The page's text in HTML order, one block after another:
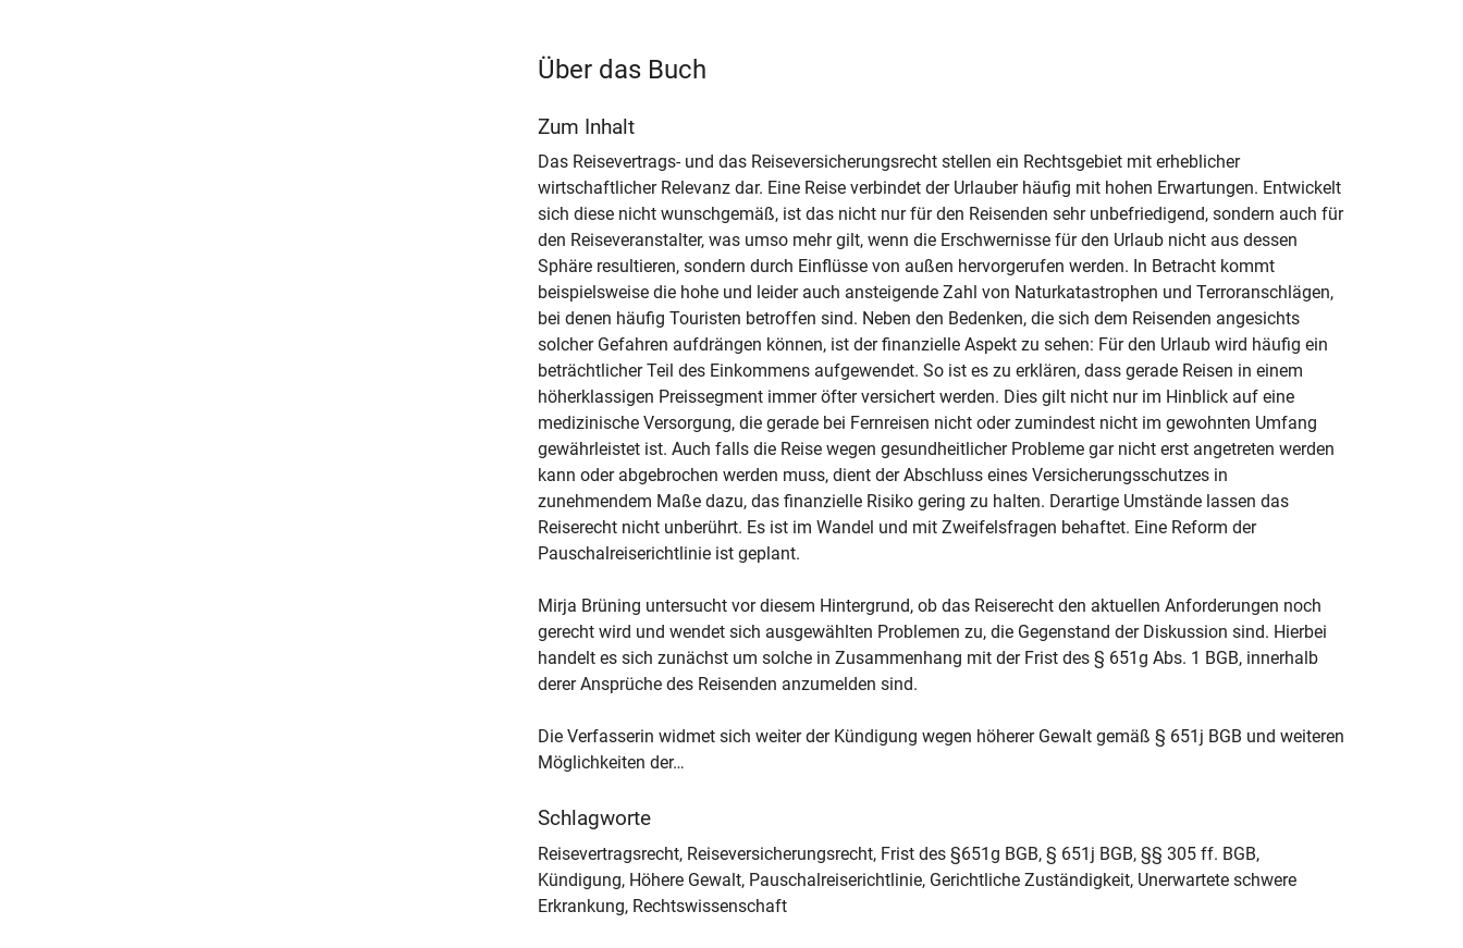
Über das Buch
Zum Inhalt
Das Reisevertrags- und das Reiseversicherungsrecht stellen ein Rechtsgebiet mit erheblicher
wirtschaftlicher Relevanz dar. Eine Reise verbindet der Urlauber häufig mit hohen Erwartungen. Entwickelt
sich diese nicht wunschgemäß, ist das nicht nur für den Reisenden sehr unbefriedigend, sondern auch für
den Reiseveranstalter, was umso mehr gilt, wenn die Erschwernisse für den Urlaub nicht aus dessen
Sphäre resultieren, sondern durch Einflüsse von außen hervorgerufen werden. In Betracht kommt
beispielsweise die hohe und leider auch ansteigende Zahl von Naturkatastrophen und Terroranschlägen,
bei denen häufig Touristen betroffen sind. Neben den Bedenken, die sich dem Reisenden angesichts
solcher Gefahren aufdrängen können, ist der finanzielle Aspekt zu sehen: Für den Urlaub wird häufig ein
beträchtlicher Teil des Einkommens aufgewendet. So ist es zu erklären, dass gerade Reisen in einem
höherklassigen Preissegment immer öfter versichert werden. Dies gilt nicht nur im Hinblick auf eine
medizinische Versorgung, die gerade bei Fernreisen nicht oder zumindest nicht im gewohnten Umfang
gewährleistet ist. Auch falls die Reise wegen gesundheitlicher Probleme gar nicht erst angetreten werden
kann oder abgebrochen werden muss, dient der Abschluss eines Versicherungsschutzes in
zunehmendem Maße dazu, das finanzielle Risiko gering zu halten. Derartige Umstände lassen das
Reiserecht nicht unberührt. Es ist im Wandel und mit Zweifelsfragen behaftet. Eine Reform der
Pauschalreiserichtlinie ist geplant.
Mirja Brüning untersucht vor diesem Hintergrund, ob das Reiserecht den aktuellen Anforderungen noch
gerecht wird und wendet sich ausgewählten Problemen zu, die Gegenstand der Diskussion sind. Hierbei
handelt es sich zunächst um solche in Zusammenhang mit der Frist des § 651g Abs. 1 BGB, innerhalb
derer Ansprüche des Reisenden anzumelden sind.
Die Verfasserin widmet sich weiter der Kündigung wegen höherer Gewalt gemäß § 651j BGB und weiteren
Möglichkeiten der…
Schlagworte
Reisevertragsrecht, Reiseversicherungsrecht, Frist des §651g BGB, § 651j BGB, §§ 305 ff. BGB,
Kündigung, Höhere Gewalt, Pauschalreiserichtlinie, Gerichtliche Zuständigkeit, Unerwartete schwere
Erkrankung, Rechtswissenschaft